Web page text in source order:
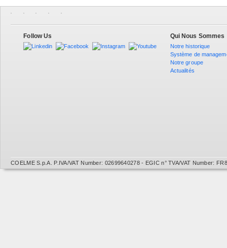
Follow Us Qui Nous Sommes
Notre historique
Système de
Notre groupe
Actualités
COELME S.p.A. P.IVA/VAT Number: 02699640278 - EGIC n° TVA/VAT Number: